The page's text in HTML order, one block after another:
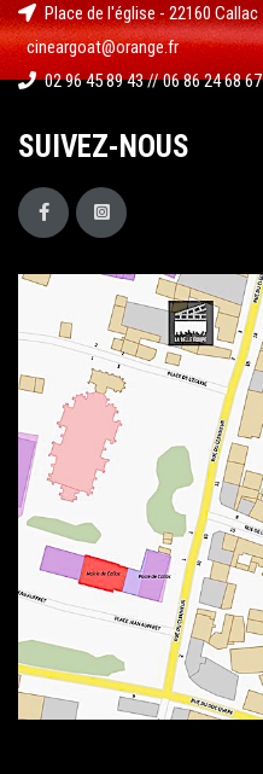
Place de l'église - 22160 Callac
cineargoat@orange.fr
02 96 45 89 43 // 06 86 24 68 67
SUIVEZ-NOUS